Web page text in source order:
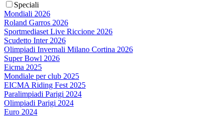
Speciali
Mondiali 2026
Roland Garros 2026
Sportmediaset Live Riccione 2026
Scudetto Inter 2026
Olimpiadi Invernali Milano Cortina 2026
Super Bowl 2026
Eicma 2025
Mondiale per club 2025
EICMA Riding Fest 2025
Paralimpiadi Parigi 2024
Olimpiadi Parigi 2024
Euro 2024